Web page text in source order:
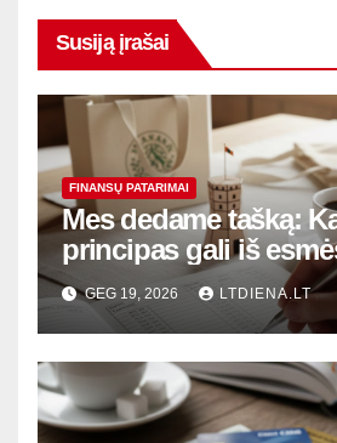
Susiją įrašai
FINANSŲ PATARIMAI
Mes dedame tašką:
principas gali iš
jūsų finansinę realybę
vartojimo įpročius
GEG 19, 2026 LTDIENA.LT